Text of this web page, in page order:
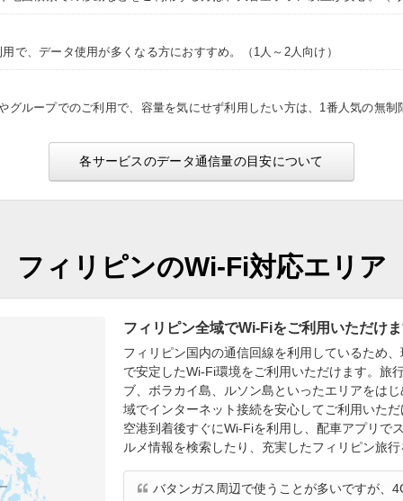
で、データ使用が多くなる方におすすめ。（1人～2人向け）
グループでのご利用で、容量を気にせず利用したい方は、1番人気の無制
各サービスのデータ通信量の目安について
フィリピンのWi-Fi対応エリア
フィリピン全域でWi-Fiをご利用いただけ
フィリピン国内の通信回線を利用しているため
で安定したWi-Fi環境をご利用いただけます。旅
ブ、ボラカイ島、ルソン島といったエリアをは
域でインターネット接続を安心してご利用いただ
空港到着後すぐにWi-Fiを利用し、配車アプリで
ルメ情報を検索したり、充実したフィリピン旅行
バタンガス周辺で使うことが多いですが、